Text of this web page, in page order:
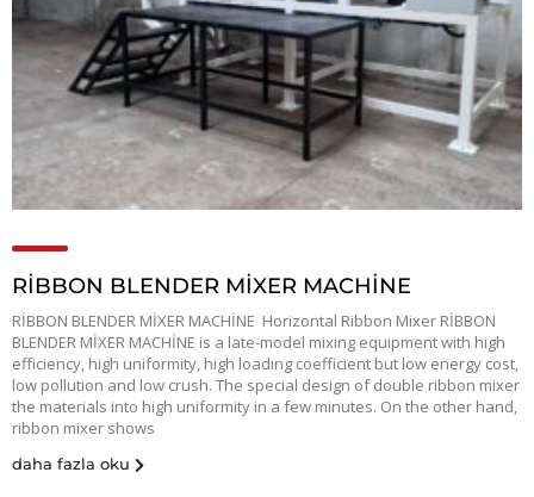
RİBBON BLENDER MİXER MACHİNE
RİBBON BLENDER MİXER MACHİNE Horizontal Ribbon Mixer RİBBON
BLENDER MİXER MACHİNE is a late-model mixing equipment with high
efficiency, high uniformity, high loading coefficient but low energy cost,
low pollution and low crush. The special design of double ribbon mixer
the materials into high uniformity in a few minutes. On the other hand,
ribbon mixer shows
daha fazla oku